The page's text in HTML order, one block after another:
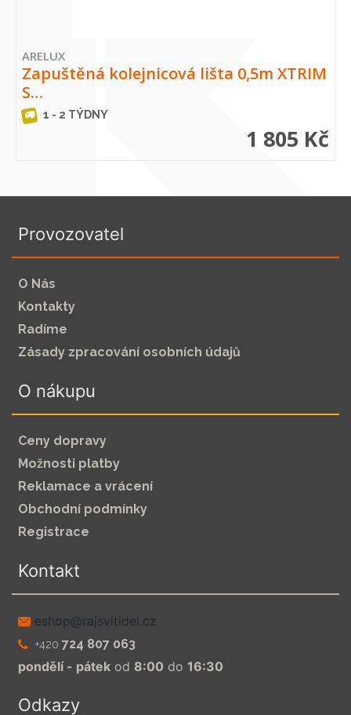
ARELUX
Zapuštěná kolejnicová lišta 0,5m XTRIM
S…
1 - 2 TÝDNY
1 805 Kč
Provozovatel
O Nás
Kontakty
Radíme
Zásady zpracování osobních údajů
O nákupu
Ceny dopravy
Možnosti platby
Reklamace a vrácení
Obchodní podmínky
Registrace
Kontakt
zc.leditivsjar@pohse
+420 724 807 063
pondělí - pátek od 8:00 do 16:30
Odkazy